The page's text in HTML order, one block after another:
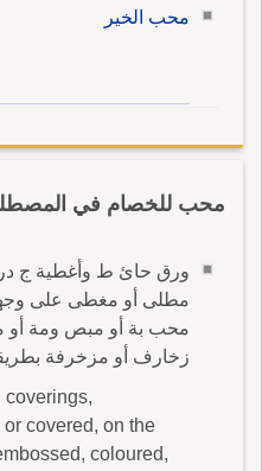
محب الخير
محب للخصام في
ورق حائ ط وأغطية ج
مطلى أو مغطى على
محب بة أو مبص ومة أو
زخارف أو مزخرفة
covered, on the
coloured,